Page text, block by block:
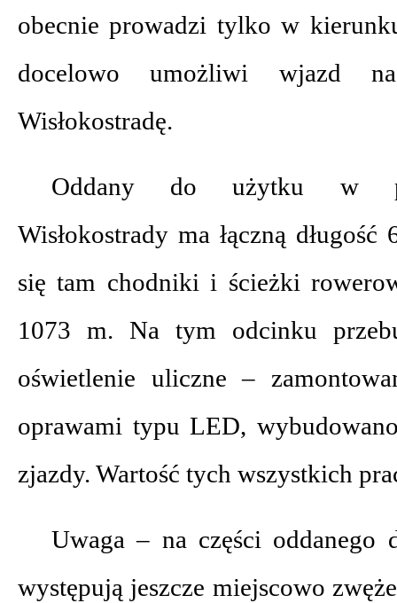
obecnie prowadzi tylko w
docelowo umożliwi wjazd
Wisłokostradę.
Oddany do użytku w
Wisłokostrady ma łączną
się tam chodniki i ścieżki
1073 m. Na tym odcinku
oświetlenie uliczne –
oprawami typu LED,
zjazdy. Wartość tych wszystkich
Uwaga – na części oddanego
występują jeszcze miejscowo